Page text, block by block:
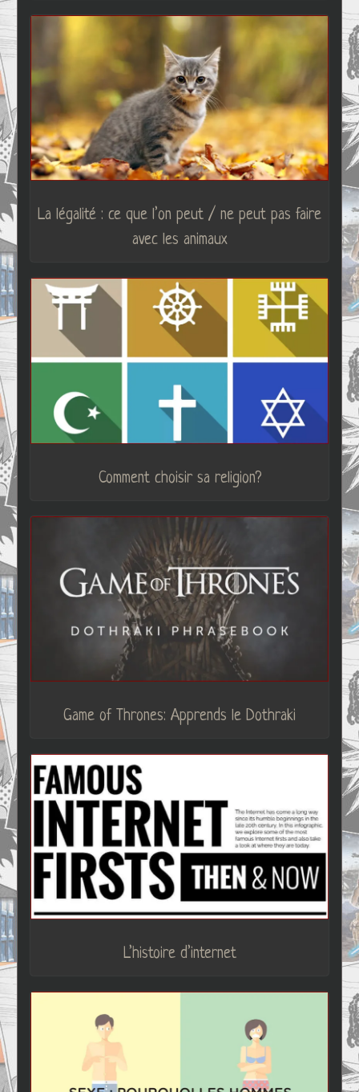
La légalité : ce que l’on peut / ne peut pas faire
avec les animaux
Comment choisir sa religion?
Game of Thrones: Apprends le Dothraki
L’histoire d’internet